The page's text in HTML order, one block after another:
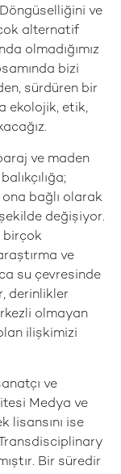
ve
alternatif
olmadığımız
bizi
sürdüren bir
ekolojik, etik,
ve maden
bağlı olarak
şekilde değişiyor.
birçok
ve
su çevresinde
derinlikler
olmayan
ilişkimizi
ve
Medya ve
lisansını ise
Bir süredir